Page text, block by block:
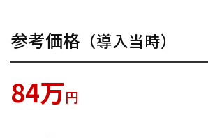
参考価格 （導入当時）
84万円